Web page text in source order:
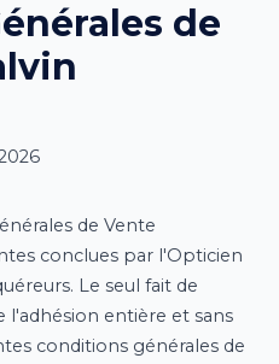
de
de Vente
conclues par l'Opticien
Le seul fait de
entière et sans
conditions générales de